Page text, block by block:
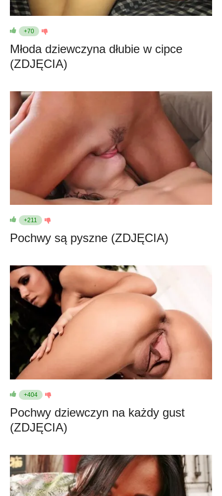
+70
Młoda dziewczyna dłubie w cipce
(ZDJĘCIA)
+211
Pochwy są pyszne (ZDJĘCIA)
+404
Pochwy dziewczyn na każdy gust
(ZDJĘCIA)